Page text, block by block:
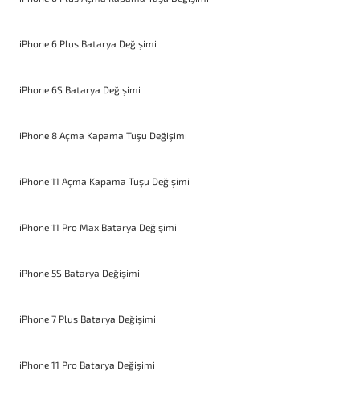
iPhone 6 Plus Batarya Değişimi
iPhone 6S Batarya Değişimi
iPhone 8 Açma Kapama Tuşu Değişimi
iPhone 11 Açma Kapama Tuşu Değişimi
iPhone 11 Pro Max Batarya Değişimi
iPhone 5S Batarya Değişimi
iPhone 7 Plus Batarya Değişimi
iPhone 11 Pro Batarya Değişimi